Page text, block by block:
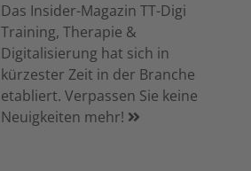
Das Insider-Magazin TT-Digi
Training, Therapie &
Digitalisierung hat sich in
kürzester Zeit in der Branche
etabliert. Verpassen Sie keine
Neuigkeiten mehr!